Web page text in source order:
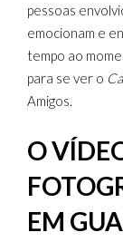
pessoas
emocionam e
tempo ao
para se ver o
Amigos.
O
EM